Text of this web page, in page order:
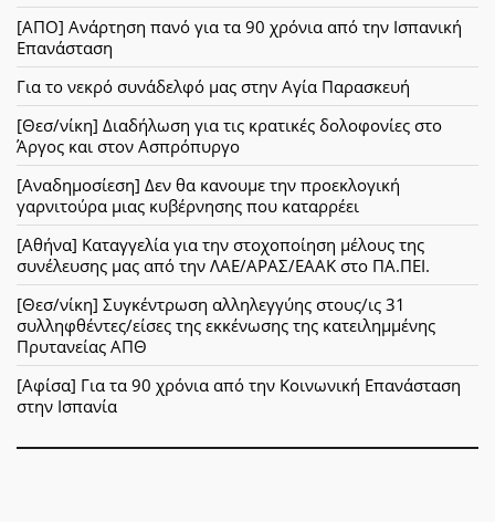
[ΑΠΟ] Ανάρτηση πανό για τα 90 χρόνια από την Ισπανική
Επανάσταση
Για το νεκρό συνάδελφό μας στην Αγία Παρασκευή
[Θεσ/νίκη] Διαδήλωση για τις κρατικές δολοφονίες στο
Άργος και στον Ασπρόπυργο
[Αναδημοσίεση] Δεν θα κανουμε την προεκλογική
γαρνιτούρα μιας κυβέρνησης που καταρρέει
[Αθήνα] Καταγγελία για την στοχοποίηση μέλους της
συνέλευσης μας από την ΛΑΕ/ΑΡΑΣ/ΕΑΑΚ στο ΠΑ.ΠΕΙ.
[Θεσ/νίκη] Συγκέντρωση αλληλεγγύης στους/ις 31
συλληφθέντες/είσες της εκκένωσης της κατειλημμένης
Πρυτανείας ΑΠΘ
[Αφίσα] Για τα 90 χρόνια από την Κοινωνική Επανάσταση
στην Ισπανία